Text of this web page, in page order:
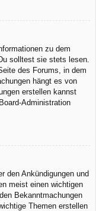
zu dem
solltest sie stets lesen.
des Forums, in dem
hängt es von
erstellen kannst
Administration
den Ankündigungen und
meist einen wichtigen
Bekanntmachungen
Themen erstellen